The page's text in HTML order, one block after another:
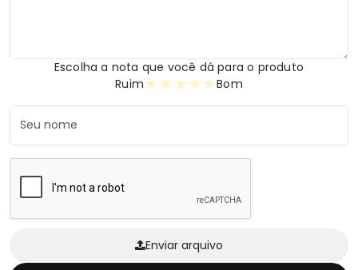
Escolha a nota que você dá para o produto
Ruim
★
★
★
★
★ Bom
Enviar arquivo